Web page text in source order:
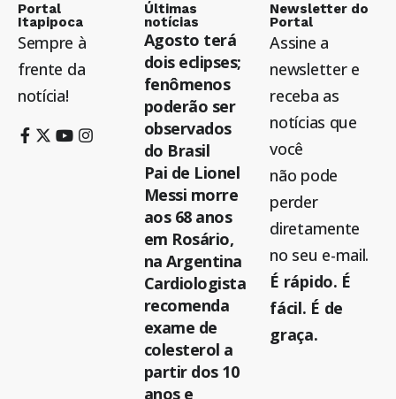
Portal
Itapipoca
Sempre à
frente da
notícia!
Últimas
notícias
Agosto terá
dois eclipses;
fenômenos
poderão ser
observados
do Brasil
Pai de Lionel
Messi morre
aos 68 anos
em Rosário,
na Argentina
Cardiologista
recomenda
exame de
colesterol a
partir dos 10
anos e
Newsletter do
Portal
Assine a
newsletter e
receba as
notícias que
você
não pode
perder
diretamente
no seu e-mail.
É rápido. É
fácil. É de
graça.